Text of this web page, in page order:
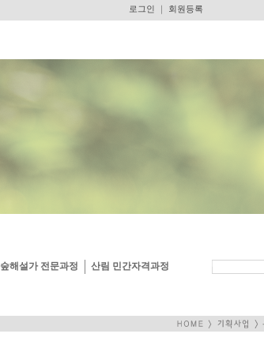
숲해설가 전문과정 산림 민간자격과정
로그인 회원등록